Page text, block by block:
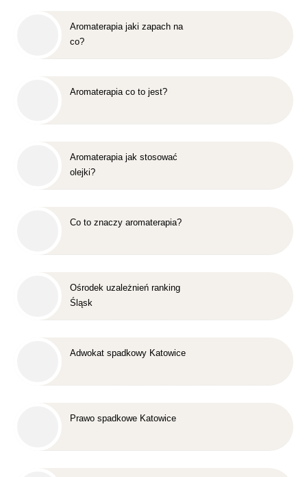
Aromaterapia jaki zapach na
co?
Aromaterapia co to jest?
Aromaterapia jak stosować
olejki?
Co to znaczy aromaterapia?
Ośrodek uzależnień ranking
Śląsk
Adwokat spadkowy Katowice
Prawo spadkowe Katowice